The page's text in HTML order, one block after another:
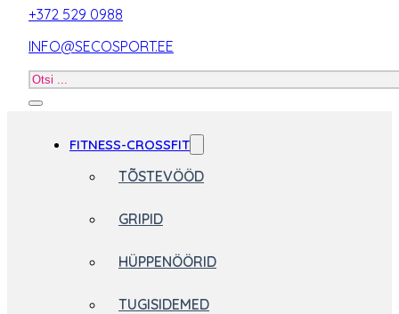
+372 529 0988
INFO@SECOSPORT.EE
Otsi
FITNESS-CROSSFIT
TÕSTEVÖÖD
GRIPID
HÜPPENÖÖRID
TUGISIDEMED